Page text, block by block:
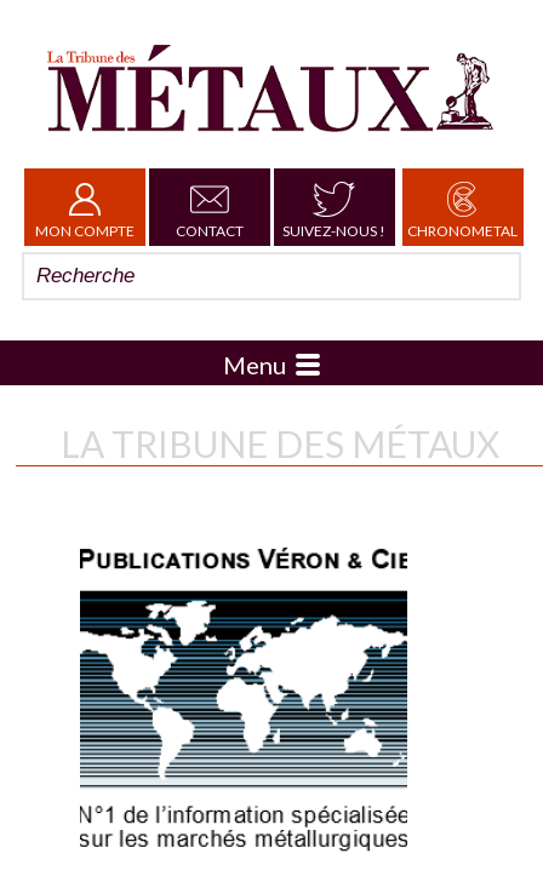
MON COMPTE CONTACT SUIVEZ-NOUS ! CHRONOMETAL
Menu
LA TRIBUNE DES MÉTAUX